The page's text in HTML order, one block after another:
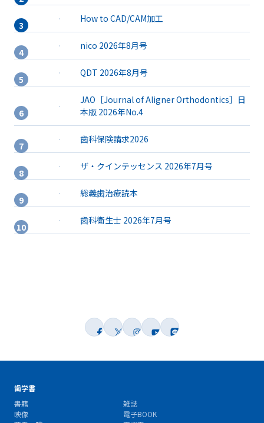
How to CAD/CAM加工
nico 2026年8月号
QDT 2026年8月号
JAO［Journal of Aligner Orthodontics］日
本版 2026年No.4
歯科保険請求2026
ザ・クインテッセンス 2026年7月号
総義歯治療読本
歯科衛生士 2026年7月号
歯学書
書籍
雑誌
映像
電子BOOK